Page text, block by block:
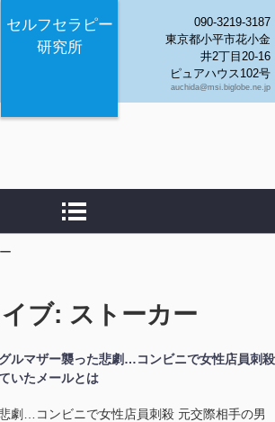
セルフセラピー
研究所
090-3219-3187
東京都小平市花小金
井2丁目20-16
ピュアハウス102号
auchida@msi.biglobe.ne.jp
ブ: ストーカー
ルマザー襲った悲劇…コンビニで女性店員刺殺
いたメールとは
劇…コンビニで女性店員刺殺 元交際相手の男